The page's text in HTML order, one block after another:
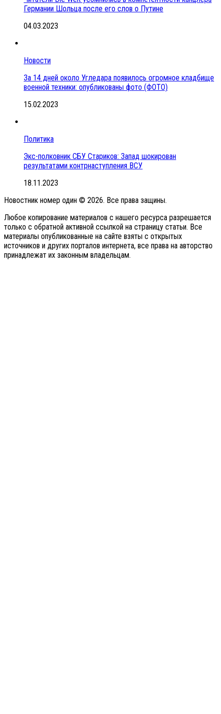
Германии Шольца после его слов о Путине
04.03.2023
Новости
За 14 дней около Угледара появилось огромное кладбище
военной техники: опубликованы фото (ФОТО)
15.02.2023
Политика
Экс-полковник СБУ Стариков: Запад шокирован
результатами контрнаступления ВСУ
18.11.2023
Новостник номер один © 2026. Все права защины.
Любое копирование материалов с нашего ресурса разрешается
только с обратной активной ссылкой на страницу статьи. Все
материалы опубликованные на сайте взяты с открытых
источников и других порталов интернета, все права на авторство
принадлежат их законным владельцам.